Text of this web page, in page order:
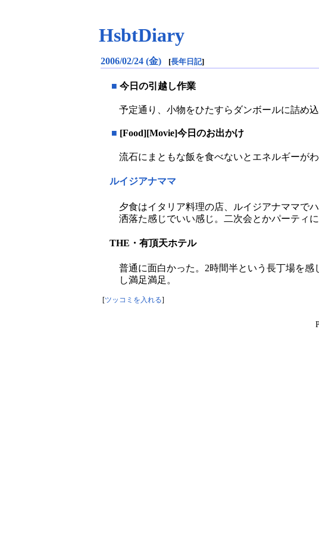
HsbtDiary
2006/02/24 (金) [長年日記]
■ 今日の引越し作業
予定通り、小物をひたすらダンボールに詰め
■ [Food][Movie]今日のお出かけ
流石にまともな飯を食べないとエネルギーが
ルイジアナママ
夕食はイタリア料理の店、ルイジアナママで
洒落た感じでいい感じ。二次会とかパーティに
THE・有頂天ホテル
普通に面白かった。2時間半という長丁場を
し満足満足。
ツッコミを入れる